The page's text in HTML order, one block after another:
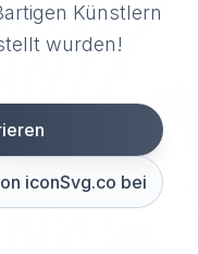
Künstlern
wurden!
iconSvg.co bei